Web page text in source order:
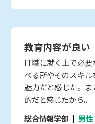
教育内容が良い
IT職に就く上で必
べる所やそのスキ
魅力だと感じた。
的だと感じたから。
総合情報学部
男性